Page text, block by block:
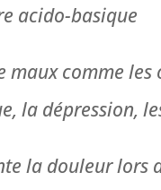
acido-basique
comme
la dépression,
la douleur lors